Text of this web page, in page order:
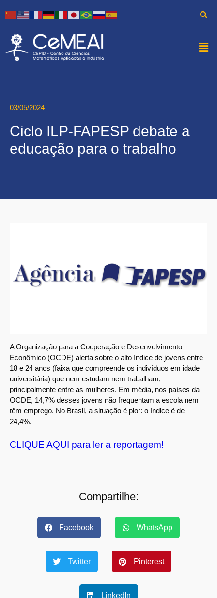
03/05/2024
Ciclo ILP-FAPESP debate a
educação para o trabalho
A Organização para a Cooperação e Desenvolvimento
Econômico (OCDE) alerta sobre o alto índice de jovens entre
18 e 24 anos (faixa que compreende os indivíduos em idade
universitária) que nem estudam nem trabalham,
principalmente entre as mulheres. Em média, nos países da
OCDE, 14,7% desses jovens não frequentam a escola nem
têm emprego. No Brasil, a situação é pior: o índice é de
24,4%.
CLIQUE AQUI para ler a reportagem!
Compartilhe:
Facebook WhatsApp
Twitter Pinterest
LinkedIn